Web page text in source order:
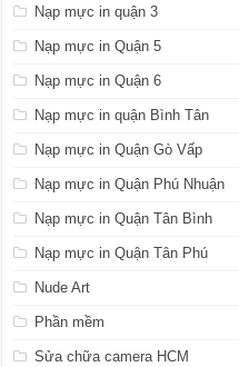
Nạp mực in quận 3
Nạp mực in Quận 5
Nạp mực in Quận 6
Nạp mực in quận Bình Tân
Nạp mực in Quận Gò Vấp
Nạp mực in Quận Phú Nhuận
Nạp mực in Quận Tân Bình
Nạp mực in Quận Tân Phú
Nude Art
Phần mềm
Sửa chữa camera HCM